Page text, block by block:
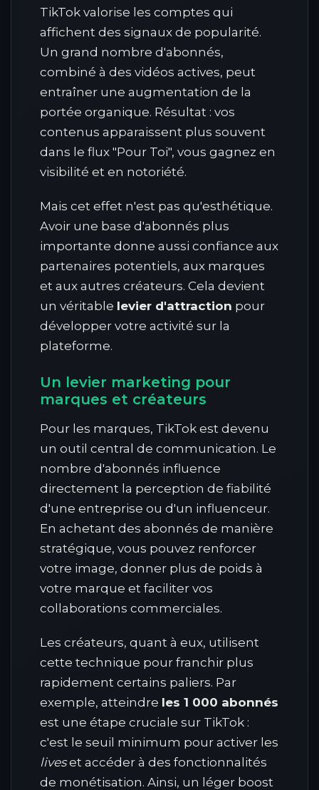
TikTok valorise les comptes qui
affichent des signaux de popularité.
Un grand nombre d'abonnés,
combiné à des vidéos actives, peut
entraîner une augmentation de la
portée organique. Résultat : vos
contenus apparaissent plus souvent
dans le flux "Pour Toi", vous gagnez en
visibilité et en notoriété.
Mais cet effet n'est pas qu'esthétique.
Avoir une base d'abonnés plus
importante donne aussi confiance aux
partenaires potentiels, aux marques
et aux autres créateurs. Cela devient
un véritable levier d'attraction pour
développer votre activité sur la
plateforme.
Un levier marketing pour
marques et créateurs
Pour les marques, TikTok est devenu
un outil central de communication. Le
nombre d'abonnés influence
directement la perception de fiabilité
d'une entreprise ou d'un influenceur.
En achetant des abonnés de manière
stratégique, vous pouvez renforcer
votre image, donner plus de poids à
votre marque et faciliter vos
collaborations commerciales.
Les créateurs, quant à eux, utilisent
cette technique pour franchir plus
rapidement certains paliers. Par
exemple, atteindre les 1 000 abonnés
est une étape cruciale sur TikTok :
c'est le seuil minimum pour activer les
liveset accéder à des fonctionnalités
de monétisation. Ainsi, un léger boost